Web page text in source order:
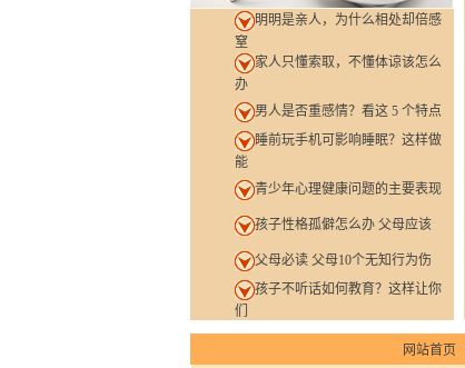
明明是亲人，为什么相处却倍感
窒
家人只懂索取，不懂体谅该怎么
办
男人是否重感情？看这 5 个特点
睡前玩手机可影响睡眠？这样做
能
青少年心理健康问题的主要表现
孩子性格孤僻怎么办 父母应该
父母必读 父母10个无知行为伤
孩子不听话如何教育？这样让你
们
网站首页